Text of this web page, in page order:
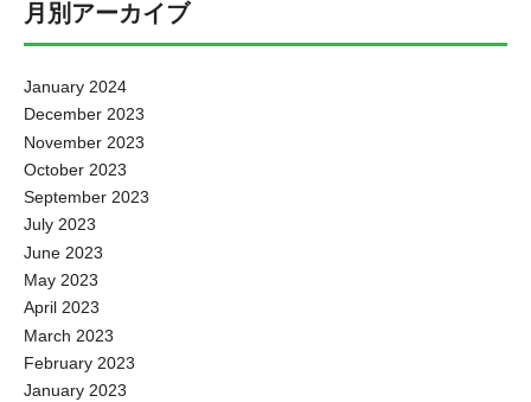
月別アーカイブ
January 2024
December 2023
November 2023
October 2023
September 2023
July 2023
June 2023
May 2023
April 2023
March 2023
February 2023
January 2023